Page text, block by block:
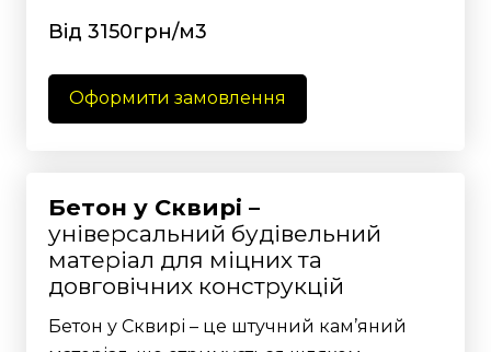
Від 3150грн/м3
Оформити замовлення
Бетон у Сквирі –
універсальний будівельний
матеріал для міцних та
довговічних конструкцій
Бетон у Сквирі – це штучний кам’яний